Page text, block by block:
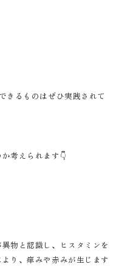
きるものはぜひ実践されて
考えられます👇
物と認識し、ヒスタミンを
り、痒みや赤みが生じます